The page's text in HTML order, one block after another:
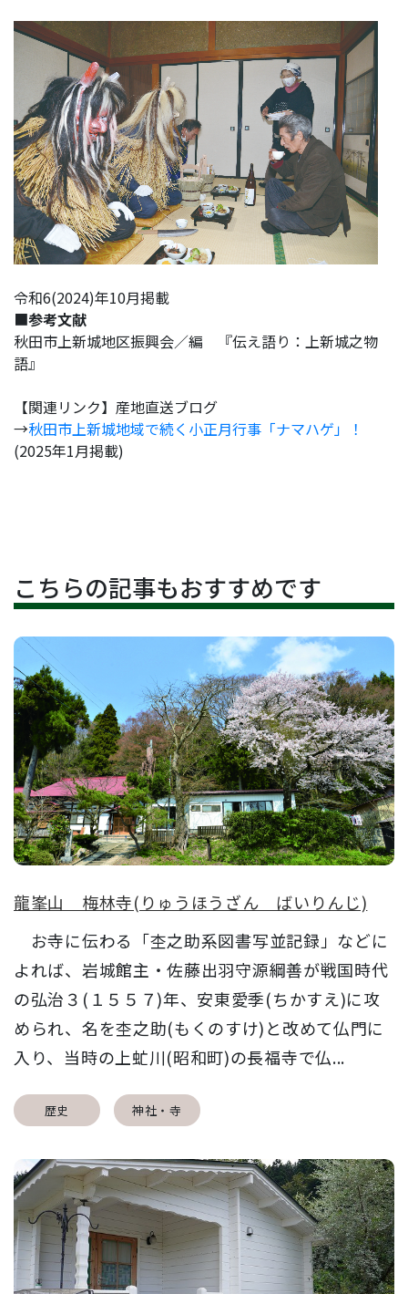
令和6(2024)年10月掲載
■参考文献
秋田市上新城地区振興会／編 『伝え語り：上新城之物
語』
【関連リンク】産地直送ブログ
→秋田市上新城地域で続く小正月行事「ナマハゲ」！
(2025年1月掲載)
こちらの記事もおすすめです
龍峯山 梅林寺(りゅうほうざん ばいりんじ)
お寺に伝わる「杢之助系図書写並記録」などに
よれば、岩城館主・佐藤出羽守源綱善が戦国時代
の弘治３(１５５７)年、安東愛季(ちかすえ)に攻
められ、名を杢之助(もくのすけ)と改めて仏門に
入り、当時の上虻川(昭和町)の長福寺で仏...
歴史 神社・寺